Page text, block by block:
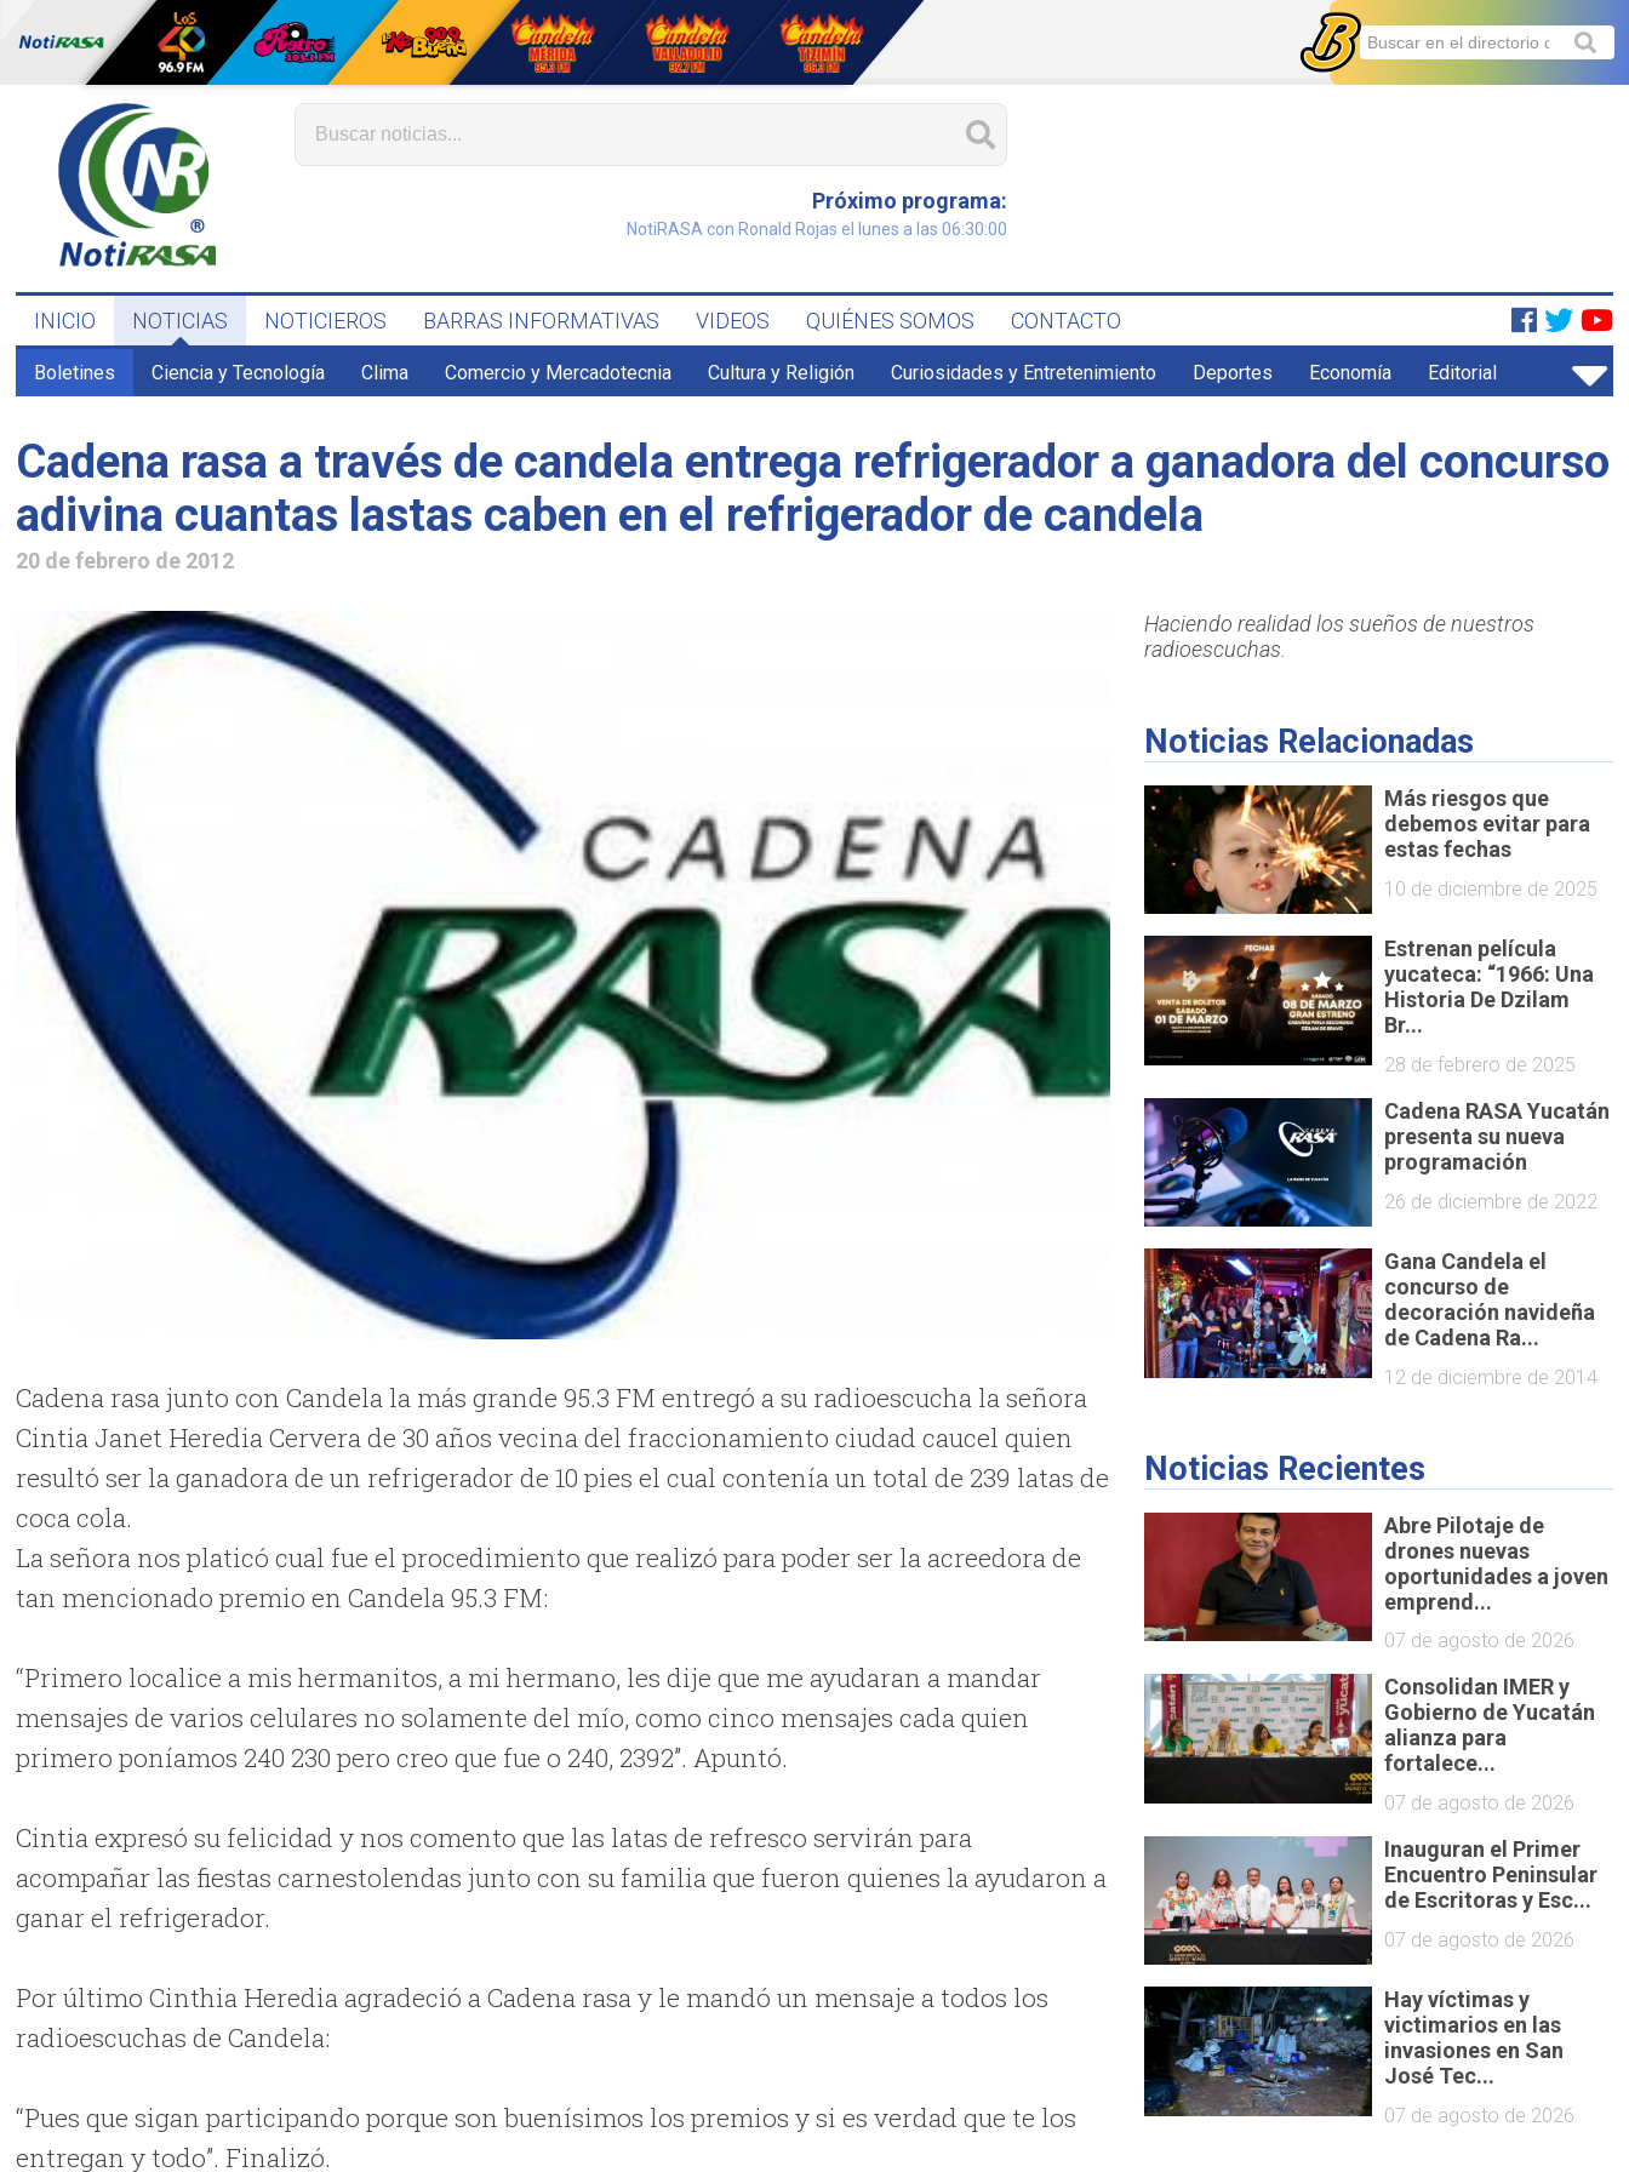
Próximo programa:
NotiRASA con Ronald Rojas el lunes a las 06:30:00
INICIO NOTICIAS NOTICIEROS BARRAS INFORMATIVAS VIDEOS QUIÉNES SOMOS CONTACTO
Boletines Ciencia y Tecnología Clima Comercio y Mercadotecnia Cultura y Religión Curiosidades y Entretenimiento Deportes Economía Editorial
Cadena rasa a través de candela entrega refrigerador a ganadora del concurso
adivina cuantas lastas caben en el refrigerador de candela
20 de febrero de 2012
Cadena rasa junto con Candela la más grande 95.3 FM entregó a su radioescucha la señora
Cintia Janet Heredia Cervera de 30 años vecina del fraccionamiento ciudad caucel quien
resultó ser la ganadora de un refrigerador de 10 pies el cual contenía un total de 239 latas de
coca cola.
La señora nos platicó cual fue el procedimiento que realizó para poder ser la acreedora de
tan mencionado premio en Candela 95.3 FM:
“Primero localice a mis hermanitos, a mi hermano, les dije que me ayudaran a mandar
mensajes de varios celulares no solamente del mío, como cinco mensajes cada quien
primero poníamos 240 230 pero creo que fue o 240, 2392”. Apuntó.
Cintia expresó su felicidad y nos comento que las latas de refresco servirán para
acompañar las fiestas carnestolendas junto con su familia que fueron quienes la ayudaron a
ganar el refrigerador.
Por último Cinthia Heredia agradeció a Cadena rasa y le mandó un mensaje a todos los
radioescuchas de Candela:
“Pues que sigan participando porque son buenísimos los premios y si es verdad que te los
entregan y todo”. Finalizó.
Haciendo realidad los sueños de nuestros
radioescuchas.
Noticias Relacionadas
Más riesgos que
debemos evitar para
estas fechas
10 de diciembre de 2025
Estrenan película
yucateca: “1966: Una
Historia De Dzilam
Br...
28 de febrero de 2025
Cadena RASA Yucatán
presenta su nueva
programación
26 de diciembre de 2022
Gana Candela el
concurso de
decoración navideña
de Cadena Ra...
12 de diciembre de 2014
Noticias Recientes
Abre Pilotaje de
drones nuevas
oportunidades a joven
emprend...
07 de agosto de 2026
Consolidan IMER y
Gobierno de Yucatán
alianza para
fortalece...
07 de agosto de 2026
Inauguran el Primer
Encuentro Peninsular
de Escritoras y Esc...
07 de agosto de 2026
Hay víctimas y
victimarios en las
invasiones en San
José Tec...
07 de agosto de 2026